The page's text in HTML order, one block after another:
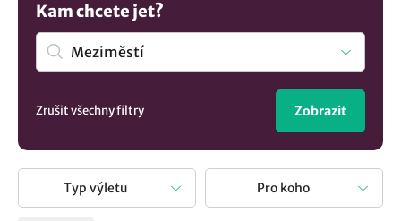
Kam chcete jet?
Zrušit všechny filtry Zobrazit
Typ výletu Pro koho